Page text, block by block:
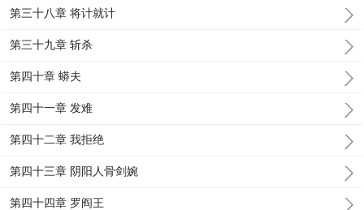
第三十八章 将计就计
第三十九章 斩杀
第四十章 蟒夫
第四十一章 发难
第四十二章 我拒绝
第四十三章 阴阳人骨剑婉
第四十四章 罗阎王